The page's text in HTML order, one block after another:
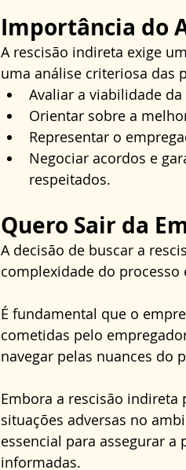
Importância do
A rescisão indireta exige
uma análise criteriosa das
Avaliar a viabilidade
Orientar sobre a
Representar o
Negociar acordos e
respeitados.
Quero Sair da
A decisão de buscar a
complexidade do processo
É fundamental que o
cometidas pelo
navegar pelas nuances do
Embora a rescisão
situações adversas no
essencial para assegurar
informadas.